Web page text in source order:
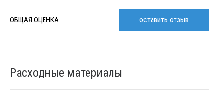
ОБЩАЯ ОЦЕНКА оставить отзыв
Расходные материалы